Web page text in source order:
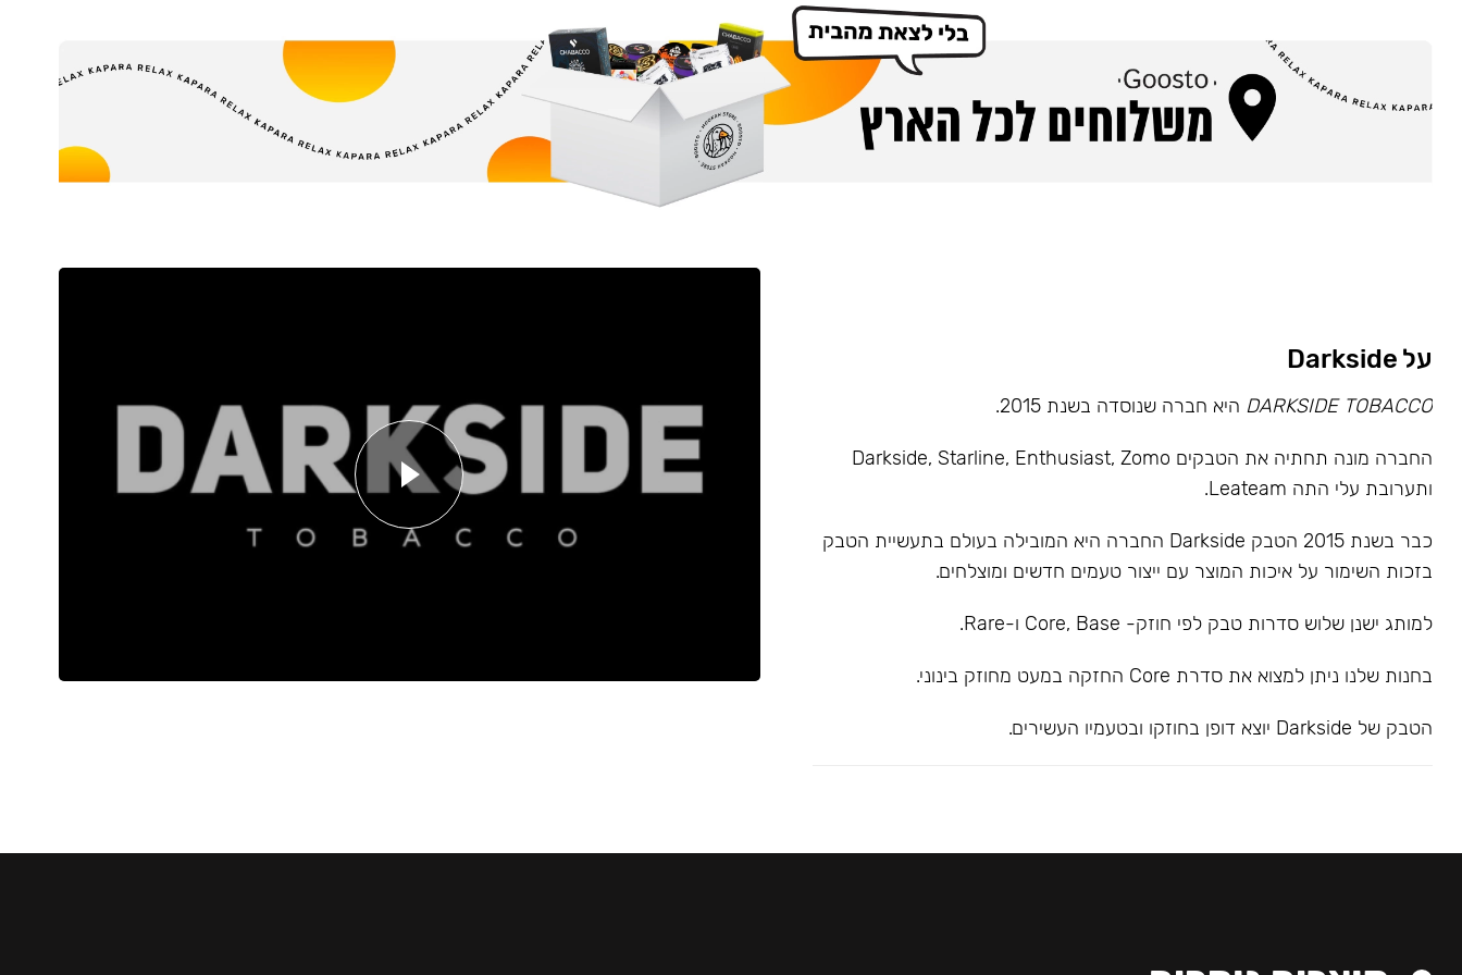
על Darkside
DARKSIDE TOBACCO היא חברה שנוסדה בשנת 2015.
החברה מונה תחתיה את הטבקים Darkside, Starline, Enthusiast, Zomo
ותערובת עלי התה Leateam.
כבר בשנת 2015 הטבק Darkside החברה היא המובילה בעולם בתעשיית הטבק
בזכות השימור על איכות המוצר עם ייצור טעמים חדשים ומוצלחים.
למותג ישנן שלוש סדרות טבק לפי חוזק- Core, Base ו-Rare.
בחנות שלנו ניתן למצוא את סדרת Core החזקה במעט מחוזק בינוני.
הטבק של Darkside יוצא דופן בחוזקו ובטעמיו העשירים.